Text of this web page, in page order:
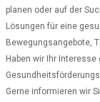
planen oder auf der
Lösungen für eine
Bewegungsangebote,
Haben wir Ihr
Gerne informieren wir